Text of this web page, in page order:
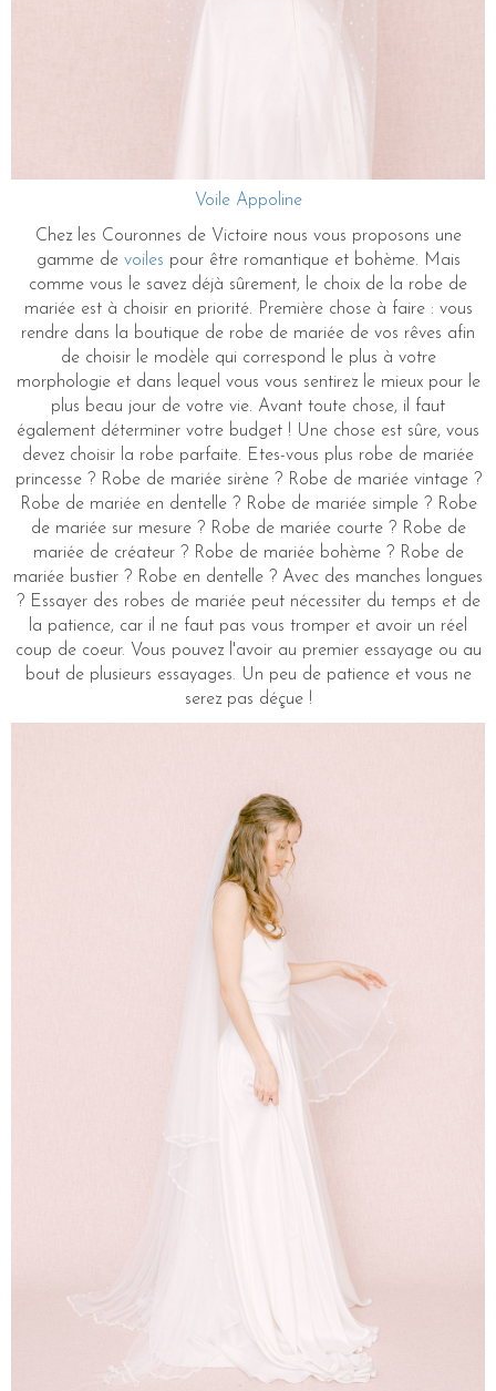
Voile Appoline
Chez les Couronnes de Victoire nous vous proposons une
gamme de voiles pour être romantique et bohème. Mais
comme vous le savez déjà sûrement, le choix de la robe de
mariée est à choisir en priorité. Première chose à faire : vous
rendre dans la boutique de robe de mariée de vos rêves afin
de choisir le modèle qui correspond le plus à votre
morphologie et dans lequel vous vous sentirez le mieux pour le
plus beau jour de votre vie. Avant toute chose, il faut
également déterminer votre budget ! Une chose est sûre, vous
devez choisir la robe parfaite. Etes-vous plus robe de mariée
princesse ? Robe de mariée sirène ? Robe de mariée vintage ?
Robe de mariée en dentelle ? Robe de mariée simple ? Robe
de mariée sur mesure ? Robe de mariée courte ? Robe de
mariée de créateur ? Robe de mariée bohème ? Robe de
mariée bustier ? Robe en dentelle ? Avec des manches longues
? Essayer des robes de mariée peut nécessiter du temps et de
la patience, car il ne faut pas vous tromper et avoir un réel
coup de coeur. Vous pouvez l'avoir au premier essayage ou au
bout de plusieurs essayages. Un peu de patience et vous ne
serez pas déçue !